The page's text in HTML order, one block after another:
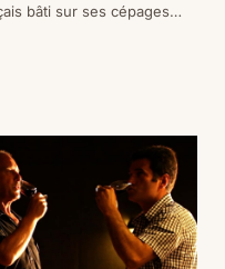
bâti sur ses cépages
dans le verre.